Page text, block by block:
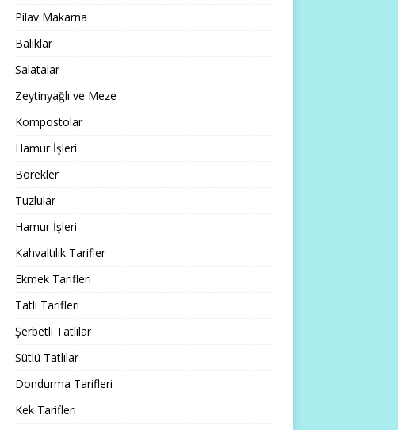
Pilav Makarna
Balıklar
Salatalar
Zeytinyağlı ve Meze
Kompostolar
Hamur İşleri
Börekler
Tuzlular
Hamur İşleri
Kahvaltılık Tarifler
Ekmek Tarifleri
Tatlı Tarifleri
Şerbetli Tatlılar
Sütlü Tatlılar
Dondurma Tarifleri
Kek Tarifleri